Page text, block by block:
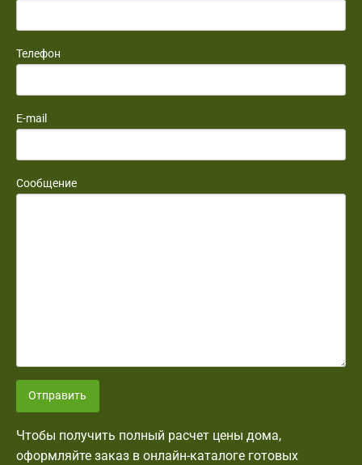
Телефон
E-mail
Сообщение
Отправить
Чтобы получить полный расчет цены дома,
оформляйте заказ в онлайн-каталоге готовых